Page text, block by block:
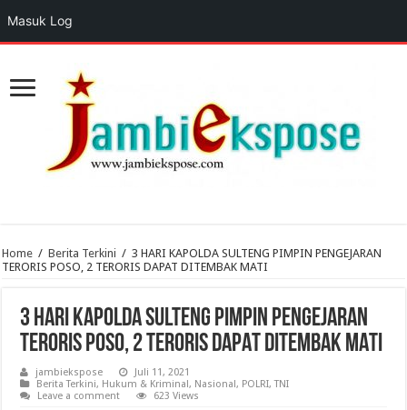
Home / Berita Terkini / 3 HARI KAPOLDA SULTENG PIMPIN PENGEJARAN
TERORIS POSO, 2 TERORIS DAPAT DITEMBAK MATI
3 HARI KAPOLDA SULTENG PIMPIN PENGEJARAN
TERORIS POSO, 2 TERORIS DAPAT DITEMBAK MATI
jambiekspose
Juli 11, 2021
Berita Terkini, Hukum & Kriminal, Nasional, POLRI,TNI
Leave a comment
623 Views
Masuk Log